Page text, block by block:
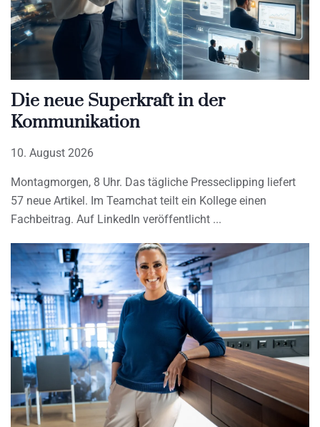
Die neue Superkraft in der
Kommunikation
10. August 2026
Montagmorgen, 8 Uhr. Das tägliche Presseclipping liefert
57 neue Artikel. Im Teamchat teilt ein Kollege einen
Fachbeitrag. Auf LinkedIn veröffentlicht